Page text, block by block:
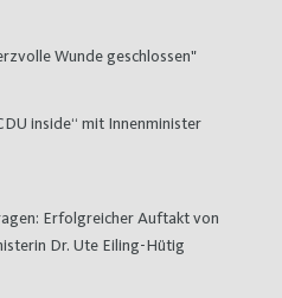
Wunde geschlossen"
inside“ mit Innenminister
Erfolgreicher Auftakt von
Dr. Ute Eiling-Hütig